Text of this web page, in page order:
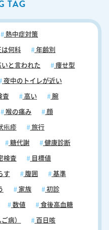
の20～30分にしてください。
眠のリズムを整えるために、週
できる限り控えてください。な
には「寝室からスマホを遠ざけ
期の不眠対策：
眠を得るため
エネルギーを補給し、一日のス
ついては、軽めのものを選ぶこ
適正な食習慣を心掛けること
ことは、不眠症の改善に効果的
めに欠かせません。栄養バラン
就寝前には十分な時間を置いて
心掛けることで、良質な睡眠へ
して問題があることで「日常生
、早めに専門家に相談すること
病気”の前兆の可能性もありま
ません。「睡眠が浅い」「寝付
診療”や“薬の処方”だけでなく、
症状や原因について悩んでいる
たら、まずお気軽にご相談ください。 当日の順番予約はこちらから
TAG
熱中症対策
は何科 年齢別
と言われた 痩せ型
夜中のトイレが近い
査 高い 腕
喉の痛み 顔
疱疹 旅行
糖代謝 健康診断
検査 目標値
す 腹囲 基準
家族 初診
数値 食後高血糖
病） 百日咳